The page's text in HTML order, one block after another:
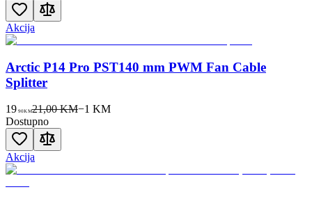
Akcija
Arctic P14 Pro PST140 mm PWM Fan Cable
Splitter
19 90KM21,00 KM−1 KM
Dostupno
Akcija